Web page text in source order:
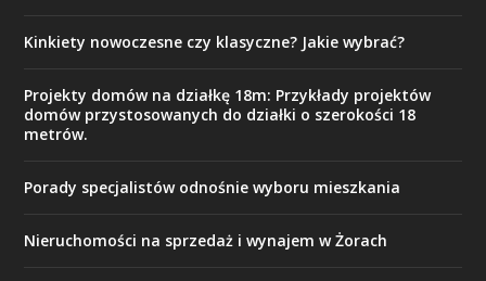
Kinkiety nowoczesne czy klasyczne? Jakie wybrać?
Projekty domów na działkę 18m: Przykłady projektów
domów przystosowanych do działki o szerokości 18
metrów.
Porady specjalistów odnośnie wyboru mieszkania
Nieruchomości na sprzedaż i wynajem w Żorach